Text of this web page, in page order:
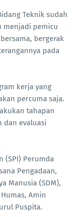
Teknik sudah
menjadi pemicu
bergerak
pada
kerja yang
percuma saja.
tahapan
dan evaluasi
(SPI) Perumda
Pengadaan,
Manusia (SDM),
Amin
Puspita.